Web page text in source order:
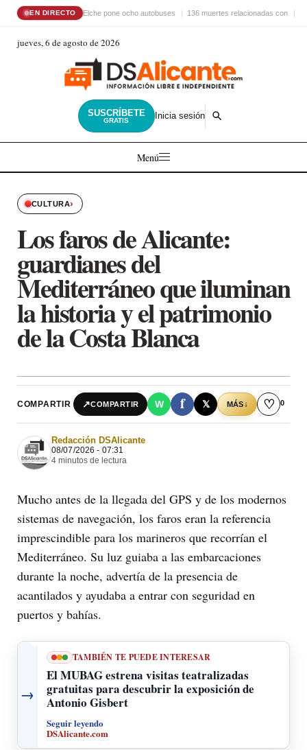
EN DIRECTO Elche pone ocho autobuses 136 muertes relacionadas con
jueves, 6 de agosto de 2026
SUSCRÍBETE
GRATIS Inicia sesión
Menú
CULTURA›
Los faros de Alicante:
guardianes del
Mediterráneo que iluminan
la historia y el patrimonio
de la Costa Blanca
COMPARTIR ↗COMPARTIR W f 𝕏 MÁS↓ ♡ 0
Redacción DSAlicante
08/07/2026 - 07:31
4 minutos de lectura
Mucho antes de la llegada del GPS y de los modernos
sistemas de navegación, los faros eran la referencia
imprescindible para los marineros que recorrían el
Mediterráneo. Su luz guiaba a las embarcaciones
durante la noche, advertía de la presencia de
acantilados y ayudaba a entrar con seguridad en
puertos y bahías.
→
TAMBIÉN TE PUEDE INTERESAR
El MUBAG estrena visitas teatralizadas
gratuitas para descubrir la exposición de
Antonio Gisbert
Seguir leyendo
DSAlicante.com